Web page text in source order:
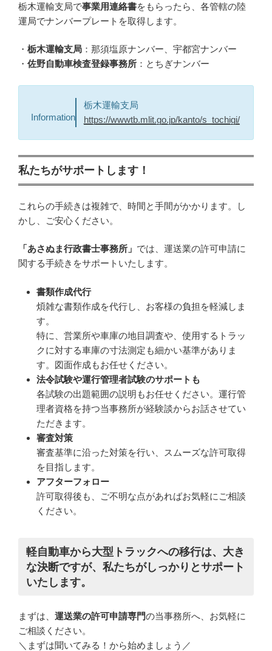
栃木運輸支局で事業用連絡書をもらったら、各管轄の陸
運局でナンバープレートを取得します。
・ 栃木運輸支局 ：那須塩原ナンバー、宇都宮ナンバー
・ 佐野自動車検査登録事務所 ：とちぎナンバー
Information
栃木運輸支局
https://wwwtb.mlit.go.jp/kanto/s_tochigi/
私たちがサポートします！
これらの手続きは複雑で、時間と手間がかかります。し
かし、ご安心ください。
「あさぬま行政書士事務所」 では、運送業の許可申請に
関する手続きをサポートいたします。
書類作成代行
煩雑な書類作成を代行し、お客様の負担を軽減しま
す。
特に、営業所や車庫の地目調査や、使用するトラッ
クに対する車庫の寸法測定も細かい基準がありま
す。図面作成もお任せください。
法令試験や運行管理者試験のサポートも
各試験の出題範囲の説明もお任せください。運行管
理者資格を持つ当事務所が経験談からお話させてい
ただきます。
審査対策
審査基準に沿った対策を行い、スムーズな許可取得
を目指します。
アフターフォロー
許可取得後も、ご不明な点があればお気軽にご相談
ください。
軽自動車から大型トラックへの移行は、大き
な決断ですが、私たちがしっかりとサポート
いたします。
まずは、 運送業の許可申請専門の当事務所へ、お気軽に
ご相談ください。
＼まずは聞いてみる！から始めましょう／